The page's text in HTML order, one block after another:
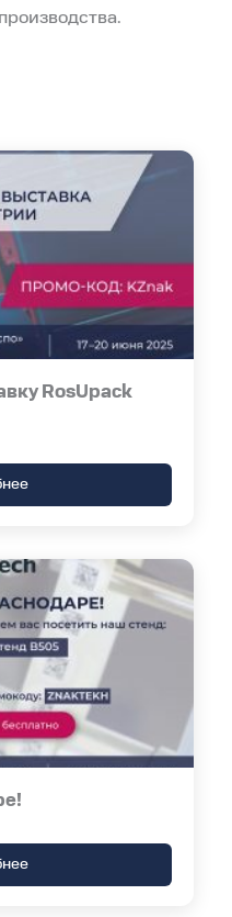
производства.
RosUpack